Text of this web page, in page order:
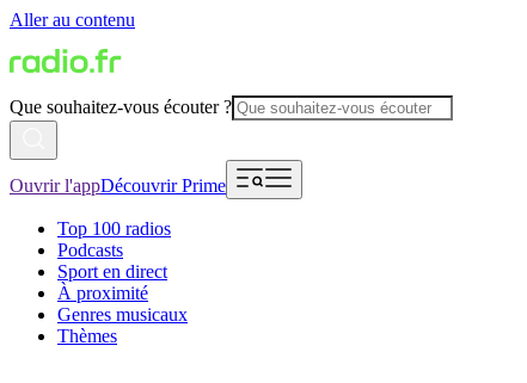
Aller au contenu
Que souhaitez-vous écouter ?
Ouvrir l'appDécouvrir Prime
Top 100 radios
Podcasts
Sport en direct
À proximité
Genres musicaux
Thèmes